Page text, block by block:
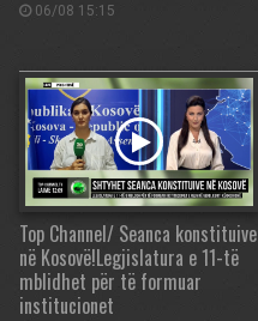
06/08 15:15
Top Channel/ Seanca konstituive
në Kosovë!Legjislatura e 11-të
mblidhet për të formuar
institucionet